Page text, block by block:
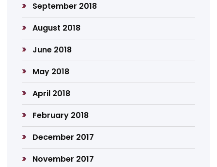
September 2018
August 2018
June 2018
May 2018
April 2018
February 2018
December 2017
November 2017